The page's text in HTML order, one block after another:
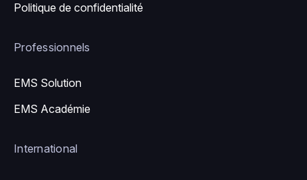
Politique de confidentialité
Professionnels
EMS Solution
EMS Académie
International